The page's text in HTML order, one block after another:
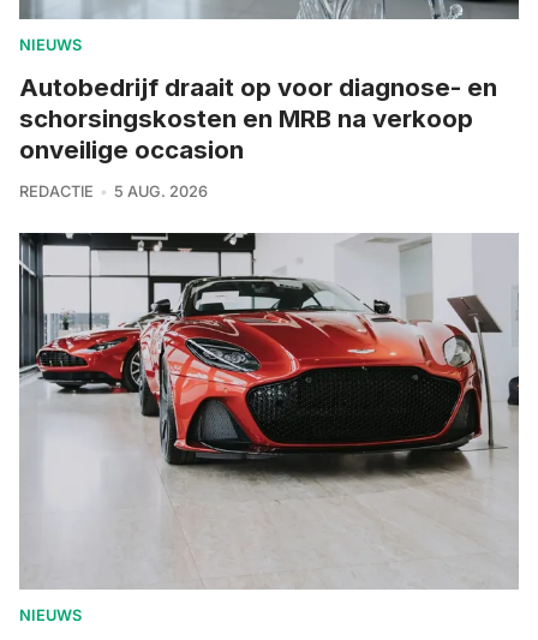
NIEUWS
Autobedrijf draait op voor diagnose- en
schorsingskosten en MRB na verkoop
onveilige occasion
REDACTIE 5 AUG. 2026
NIEUWS